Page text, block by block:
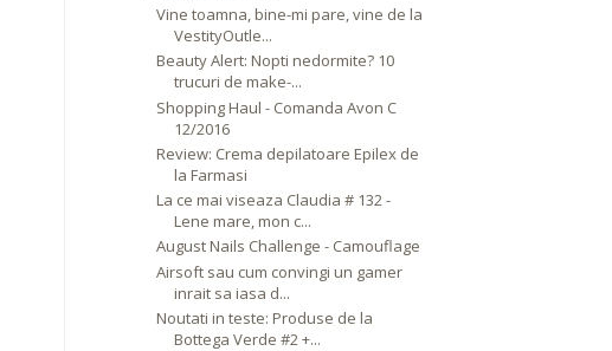
Vine toamna, bine-mi pare, vine de la
VestityOutle...
Beauty Alert: Nopti nedormite? 10
trucuri de make-...
Shopping Haul - Comanda Avon C
12/2016
Review: Crema depilatoare Epilex de
la Farmasi
La ce mai viseaza Claudia # 132 -
Lene mare, mon c...
August Nails Challenge - Camouflage
Airsoft sau cum convingi un gamer
inrait sa iasa d...
Noutati in teste: Produse de la
Bottega Verde #2 +...